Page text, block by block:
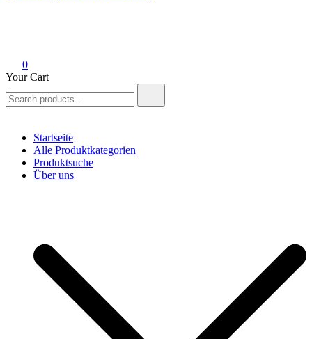
0
Your Cart
for:
Startseite
Alle Produktkategorien
Produktsuche
Über uns